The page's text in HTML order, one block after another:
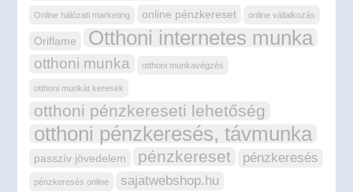
Online hálózati marketing online pénzkereset online vállalkozás
Oriflame Otthoni internetes munka
otthoni munka otthoni munkavégzés
otthoni munkát keresek
otthoni pénzkereseti lehetőség
otthoni pénzkeresés, távmunka
passzív jövedelem pénzkereset pénzkeresés
pénzkeresés online sajatwebshop.hu